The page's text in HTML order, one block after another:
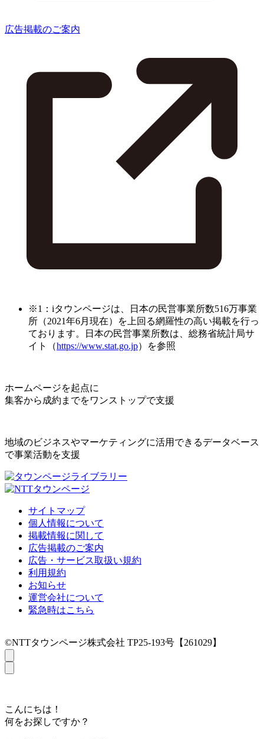
広告掲載のご案内
※1：iタウンページは、日本の民営事業所数516万事業
所（2021年6月現在）を上回る網羅性の高い掲載を行っ
ております。日本の民営事業所数は、総務省統計局サ
イト（https://www.stat.go.jp）を参照
ホームページを起点に
集客から成約までをワンストップで支援
地域のビジネスやマーケティングに活用できるデータベース
で事業活動を支援
サイトマップ
個人情報について
掲載情報に関して
広告掲載のご案内
広告・サービス取扱い規約
利用規約
お知らせ
運営会社について
緊急時はこちら
©NTTタウンページ株式会社 TP25-193号【261029】
こんにちは！
何をお探しですか？